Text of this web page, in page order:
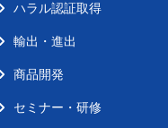
ハラル認証取得
輸出・進出
商品開発
セミナー・研修